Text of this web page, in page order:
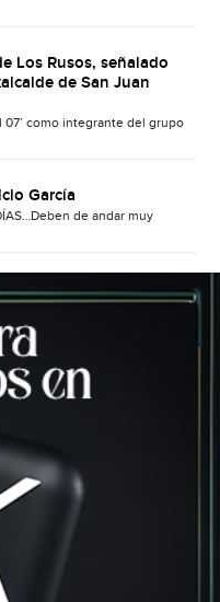
Los Rusos, señalado
de San Juan
07’ como integrante del grupo
García
de andar muy